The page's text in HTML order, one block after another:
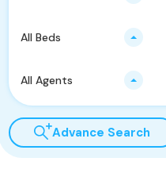
All Beds
All Agents
Advance Search